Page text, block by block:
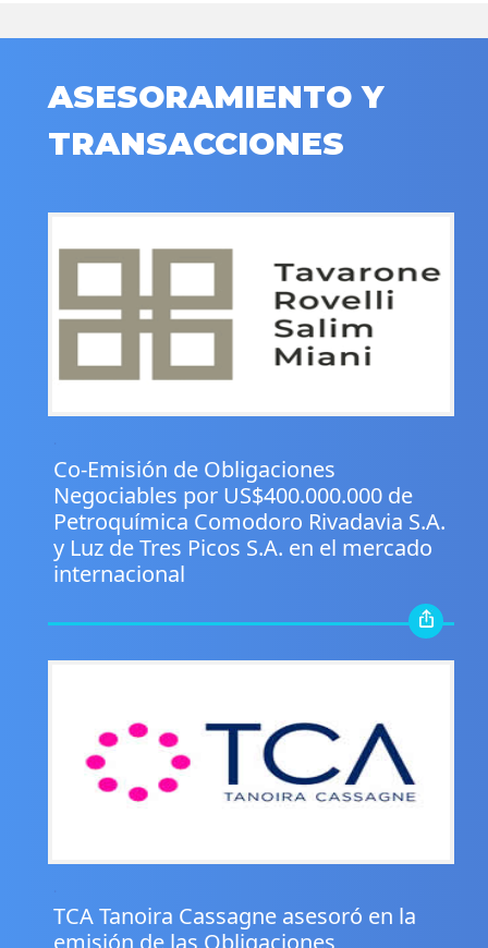
ASESORAMIENTO Y
TRANSACCIONES
Co-Emisión de Obligaciones
Negociables por US$400.000.000 de
Petroquímica Comodoro Rivadavia S.A.
y Luz de Tres Picos S.A. en el mercado
internacional
TCA Tanoira Cassagne asesoró en la